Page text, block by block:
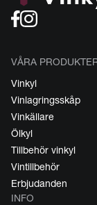
VÅRA
Vinkyl
Vinlagringsskåp
Vinkällare
Ölkyl
Tillbehör vinkyl
Vintillbehör
Erbjudanden
INFO